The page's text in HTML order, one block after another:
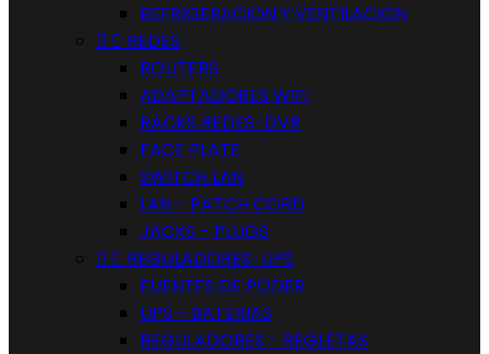
REFRIGERACION Y VENTILACION
  REDES
ROUTERS
ADAPTADORES WIFI
RACKS REDES-DVR
FACE PLATE
SWITCH LAN
LAN - PATCH CORD
JACKS - PLUGS
  REGULADORES-UPS
FUENTES DE PODER
UPS - BATERIAS
REGULADORES - REGLETAS